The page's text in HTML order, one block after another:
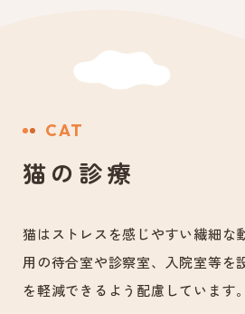
CAT
猫の診療
猫はストレスを感じやすい繊細な
用の待合室や診察室、入院室等を
を軽減できるよう配慮しています。